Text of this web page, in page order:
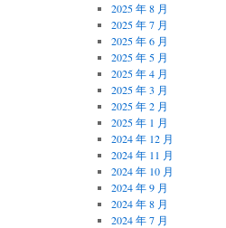
2025 年 8 月
2025 年 7 月
2025 年 6 月
2025 年 5 月
2025 年 4 月
2025 年 3 月
2025 年 2 月
2025 年 1 月
2024 年 12 月
2024 年 11 月
2024 年 10 月
2024 年 9 月
2024 年 8 月
2024 年 7 月